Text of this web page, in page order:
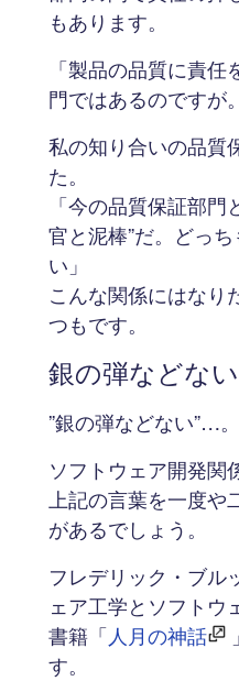
もあります。
「製品の品質に責
門ではあるのですが。
私の知り合いの品質
た。
「今の品質保証部
官と泥棒”だ。どっ
い」
こんな関係にはなり
つもです。
銀の弾などない
”銀の弾などない”…。
ソフトウェア開発関
上記の言葉を一度や
があるでしょう。
フレデリック・ブル
ェア工学とソフトウ
書籍「人月の神話
す。